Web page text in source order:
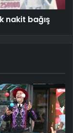
nakit bağış